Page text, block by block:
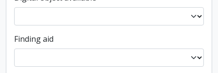
Finding aid